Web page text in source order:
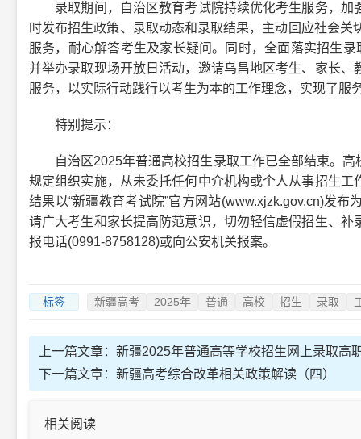
录取期间，自治区教育考试院持续优化考生服务，加
时发布招生政策、录取动态和录取结果，主动回应社会
服务，耐心解答考生及家长疑问。同时，全面落实招生
并举办录取现场开放日活动，邀请乌昌地区考生、家长
服务，以实际行动践行以考生为本的工作理念，实现了
特别提示：
自治区2025年普通高校招生录取工作已全部结束。高
规定组织实施，从未委托任何中介机构或个人从事招生
结果以“新疆教育考试院”官方网站(www.xjzk.gov.cn)发
请广大考生和家长提高防范意识，切勿轻信虚假招生、
报电话(0991-8758128)或向公安机关报案。
标签 新疆高考 2025年 普通 高校 招生 录取
上一篇文章： 新疆2025年普通高等学校招生网上录取高
下一篇文章： 新疆高考综合改革相关政策解读（四）
相关阅读